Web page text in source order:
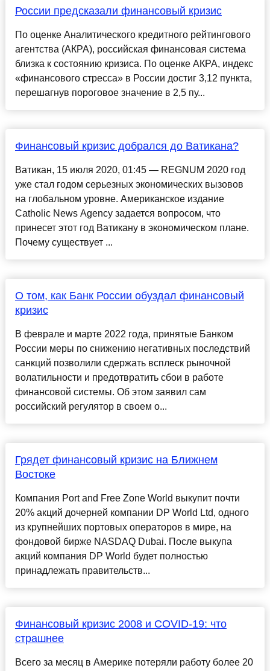
России предсказали финансовый кризис
По оценке Аналитического кредитного рейтингового
агентства (АКРА), российская финансовая система
близка к состоянию кризиса. По оценке АКРА, индекс
«финансового стресса» в России достиг 3,12 пункта,
перешагнув пороговое значение в 2,5 пу...
Финансовый кризис добрался до Ватикана?
Ватикан, 15 июля 2020, 01:45 — REGNUM 2020 год
уже стал годом серьезных экономических вызовов
на глобальном уровне. Американское издание
Catholic News Agency задается вопросом, что
принесет этот год Ватикану в экономическом плане.
Почему существует ...
О том, как Банк России обуздал финансовый
кризис
В феврале и марте 2022 года, принятые Банком
России меры по снижению негативных последствий
санкций позволили сдержать всплеск рыночной
волатильности и предотвратить сбои в работе
финансовой системы. Об этом заявил сам
российский регулятор в своем о...
Грядет финансовый кризис на Ближнем
Востоке
Компания Port and Free Zone World выкупит почти
20% акций дочерней компании DP World Ltd, одного
из крупнейших портовых операторов в мире, на
фондовой бирже NASDAQ Dubai. После выкупа
акций компания DP World будет полностью
принадлежать правительств...
Финансовый кризис 2008 и COVID-19: что
страшнее
Всего за месяц в Америке потеряли работу более 20